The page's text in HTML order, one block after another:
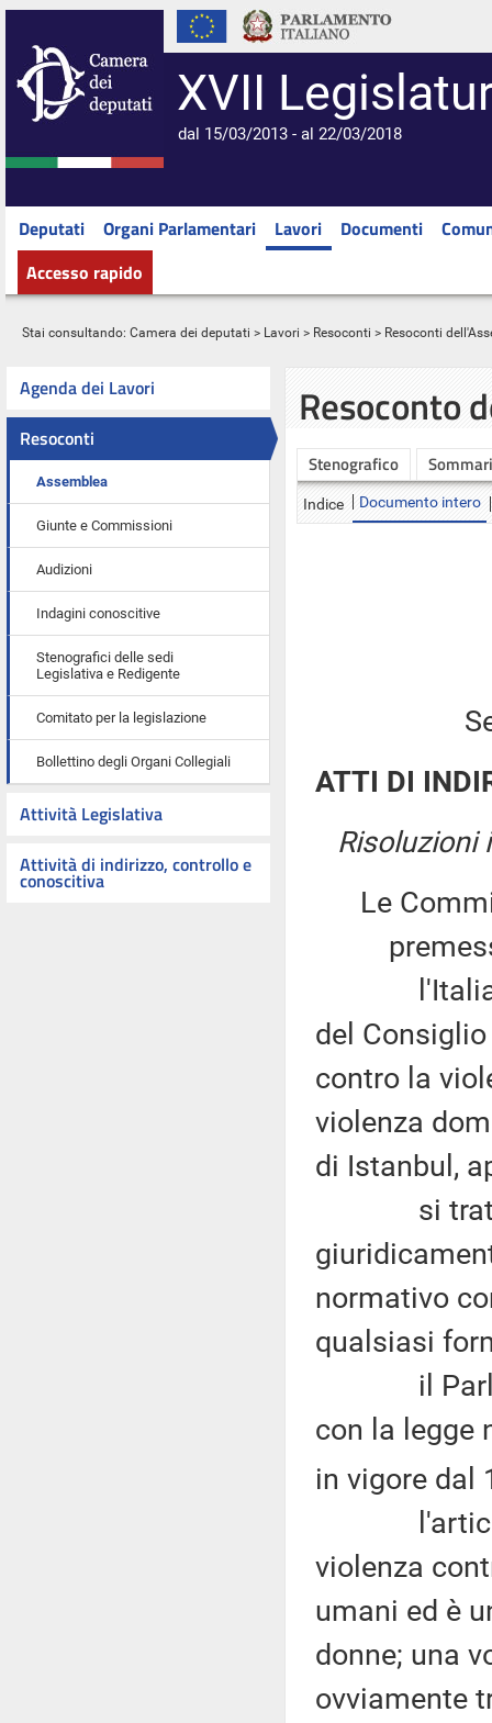
XVII
dal 15/03/2013 - al 22/03/2018
Deputati Organi Parlamentari Lavori Documenti
Accesso rapido
Stai consultando: Camera dei deputati > Lavori > Resoconti > Resoconti
Agenda dei Lavori
Resoconti
Assemblea
Giunte e Commissioni
Audizioni
Indagini conoscitive
Stenografici delle sedi
Legislativa e Redigente
Comitato per la legislazione
Bollettino degli Organi Collegiali
Attività Legislativa
Attività di indirizzo, controllo e
conoscitiva
Resoconto
Stenografico
Indice Documento intero
ATTI DI
Risoluzioni
Le
l'Italia ha
del
contro la
violenza
di Istanbul,
si tratta
normativo
qualsiasi
il
con la legge
in vigore dal
l'articolo
violenza
umani ed è
donne; una
ovviamente